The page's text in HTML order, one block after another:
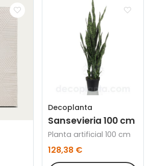
Decoplanta
Sansevieria 100 cm
Planta artificial 100 cm
128,38 €